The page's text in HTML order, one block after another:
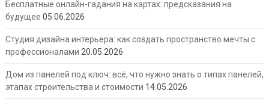
Бесплатные онлайн-гадания на картах: предсказания на
будущее 05.06.2026
Студия дизайна интерьера: как создать пространство мечты с
профессионалами 20.05.2026
Дом из панелей под ключ: всё, что нужно знать о типах панелей,
этапах строительства и стоимости 14.05.2026